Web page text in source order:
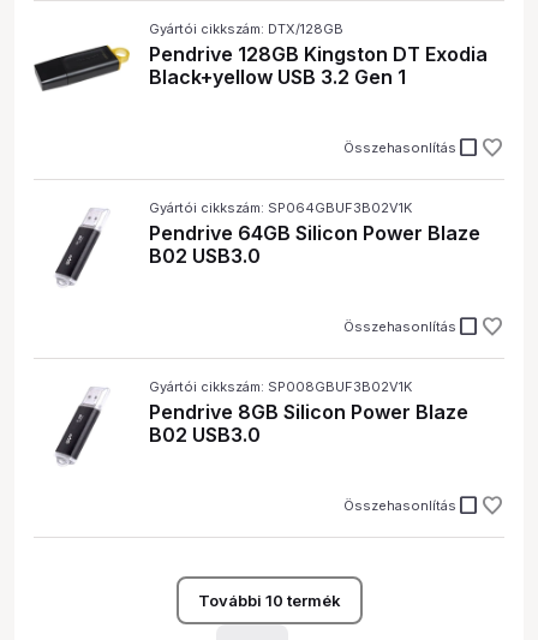
Gyártói cikkszám: DTX/128GB
Pendrive 128GB Kingston DT Exodia
Black+yellow USB 3.2 Gen 1
Összehasonlítás check_box_outline_blank
Gyártói cikkszám: SP064GBUF3B02V1K
Pendrive 64GB Silicon Power Blaze
B02 USB3.0
Összehasonlítás check_box_outline_blank
Gyártói cikkszám: SP008GBUF3B02V1K
Pendrive 8GB Silicon Power Blaze
B02 USB3.0
Összehasonlítás check_box_outline_blank
További 10 termék